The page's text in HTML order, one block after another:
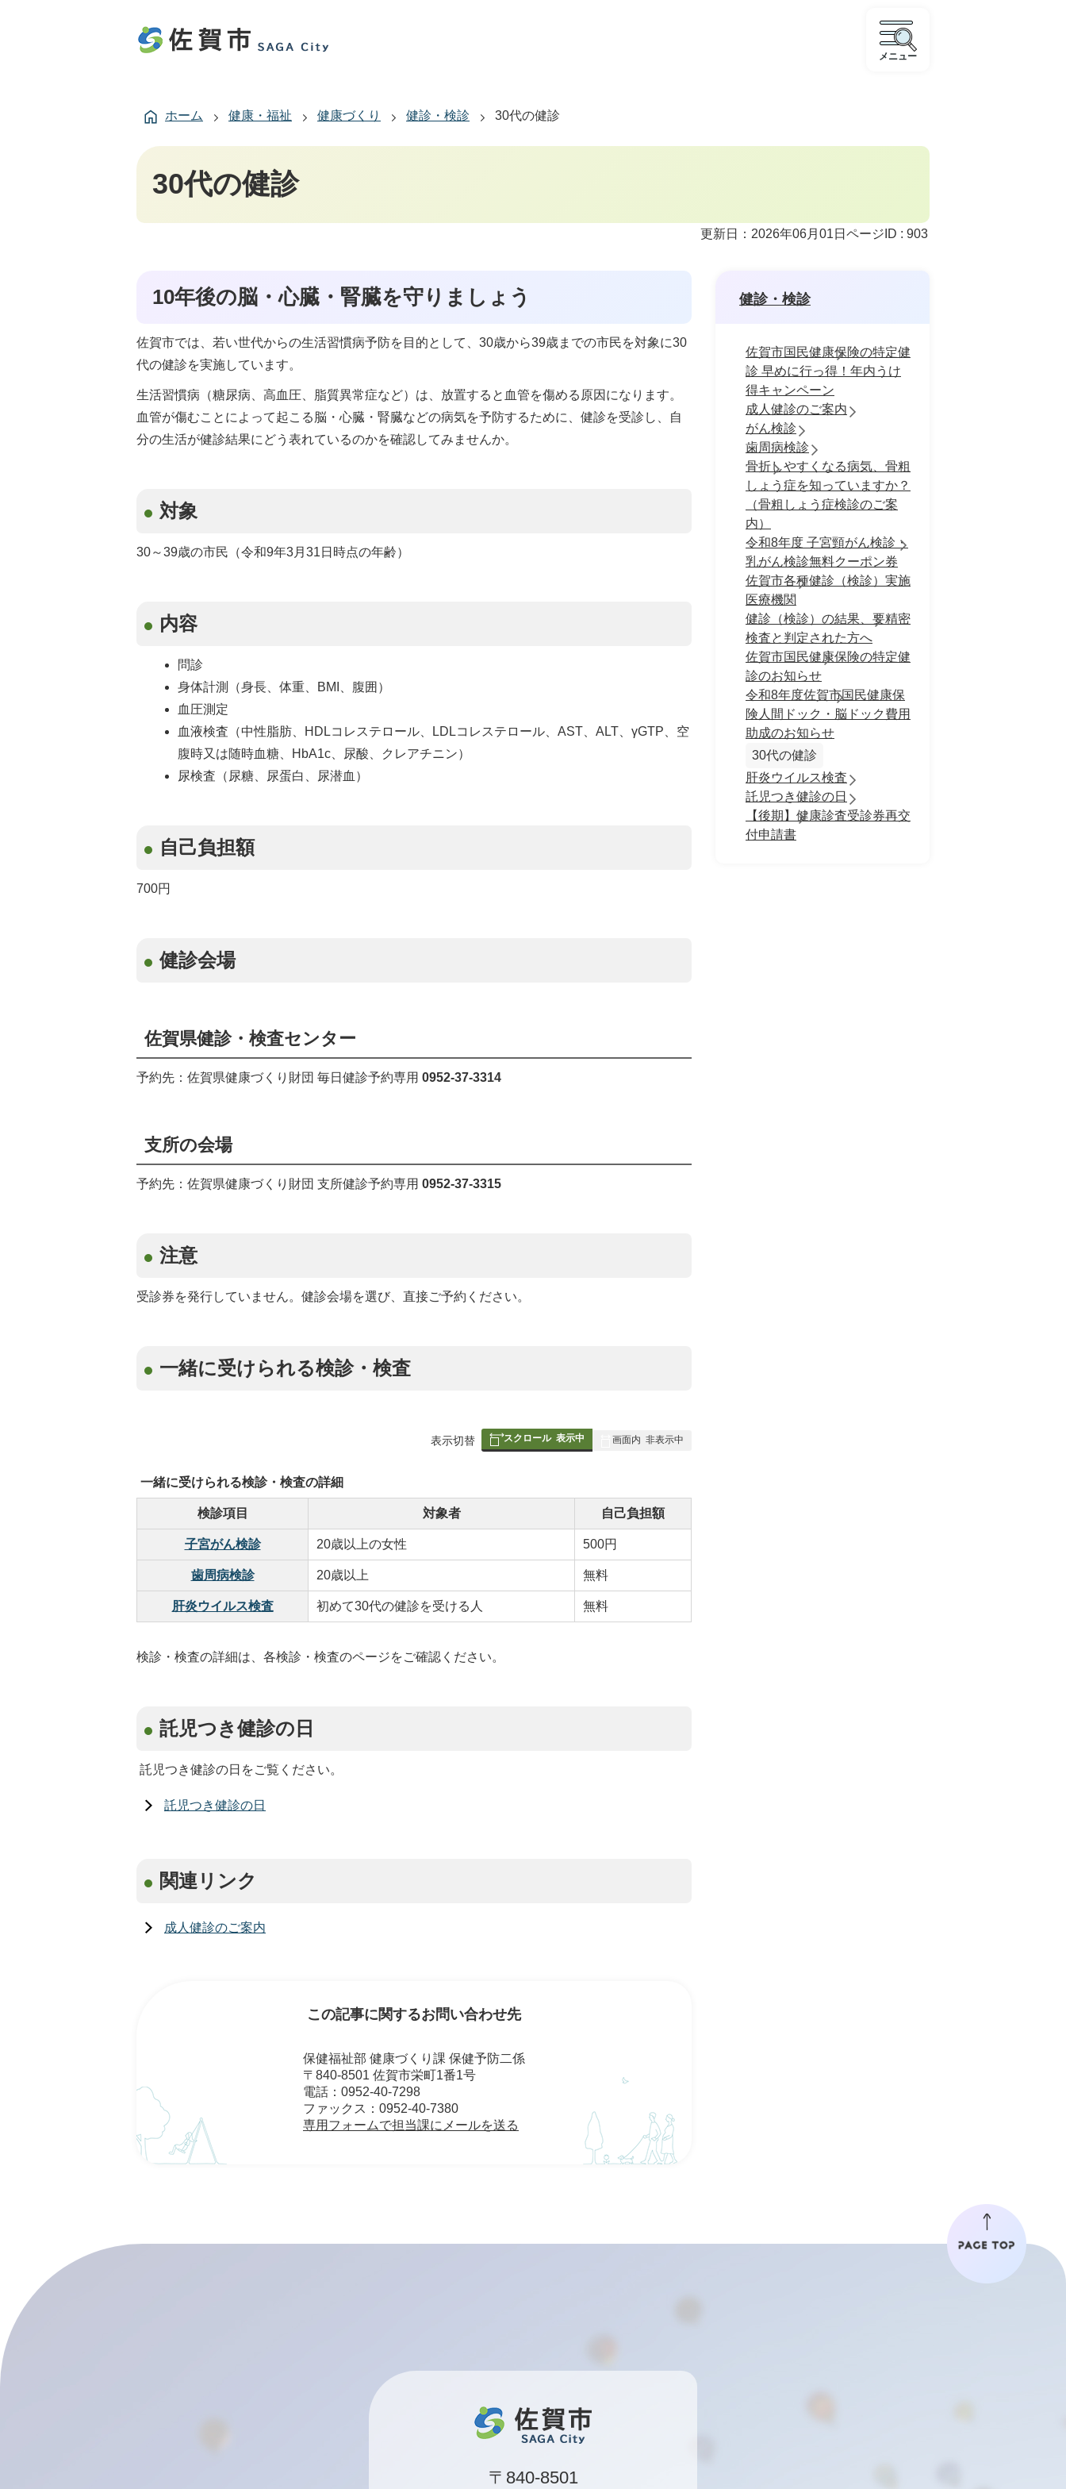
メニュー
ホーム 健康・福祉 健康づくり 健診・検診 30代の健診
30代の健診
更新日：2026年06月01日 ページID : 903
10年後の脳・心臓・腎臓を守りましょう
佐賀市では、若い世代からの生活習慣病予防を目的として、30歳から39歳までの市民を対象に30
代の健診を実施しています。
生活習慣病（糖尿病、高血圧、脂質異常症など）は、放置すると血管を傷める原因になります。
血管が傷むことによって起こる脳・心臓・腎臓などの病気を予防するために、健診を受診し、自
分の生活が健診結果にどう表れているのかを確認してみませんか。
対象
30～39歳の市民（令和9年3月31日時点の年齢）
内容
問診
身体計測（身長、体重、BMI、腹囲）
血圧測定
血液検査（中性脂肪、HDLコレステロール、LDLコレステロール、AST、ALT、γGTP、空
腹時又は随時血糖、HbA1c、尿酸、クレアチニン）
尿検査（尿糖、尿蛋白、尿潜血）
自己負担額
700円
健診会場
佐賀県健診・検査センター
予約先：佐賀県健康づくり財団 毎日健診予約専用 0952-37-3314
支所の会場
予約先：佐賀県健康づくり財団 支所健診予約専用 0952-37-3315
注意
受診券を発行していません。健診会場を選び、直接ご予約ください。
一緒に受けられる検診・検査
表
の
表示切替 スクロール 表示中 画面内 非表示中
一緒に受けられる検診・検査の詳細
検診項目 対象者 自己負担額
子宮がん検診 20歳以上の女性 500円
歯周病検診 20歳以上 無料
肝炎ウイルス検査 初めて30代の健診を受ける人 無料
検診・検査の詳細は、各検診・検査のページをご確認ください。
託児つき健診の日
託児つき健診の日をご覧ください。
託児つき健診の日
関連リンク
成人健診のご案内
この記事に関するお問い合わせ先
保健福祉部 健康づくり課 保健予防二係
〒840-8501 佐賀市栄町1番1号
電話：0952-40-7298
ファックス：0952-40-7380
専用フォームで担当課にメールを送る
健診・検診
佐賀市国民健康保険の特定健
診 早めに行っ得！年内うけ
得キャンペーン
成人健診のご案内
がん検診
歯周病検診
骨折しやすくなる病気、骨粗
しょう症を知っていますか？
（骨粗しょう症検診のご案
内）
令和8年度 子宮頸がん検診・
乳がん検診無料クーポン券
佐賀市各種健診（検診）実施
医療機関
健診（検診）の結果、要精密
検査と判定された方へ
佐賀市国民健康保険の特定健
診のお知らせ
令和8年度佐賀市国民健康保
険人間ドック・脳ドック費用
助成のお知らせ
30代の健診
肝炎ウイルス検査
託児つき健診の日
【後期】健康診査受診券再交
付申請書
〒840-8501